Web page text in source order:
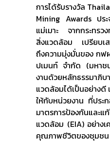
การได้รับรางวัล
Mining Awards ปร
แม่เมาะ จากกระทรว
สิ่งแวดล้อม เปรียบเ
ถึงความมุ่งมั่นของ กฟ
ปเมนท์ จำกัด (มหาช
งานด้วยหลักธรรมาภิบ
แวดล้อมได้เป็นอย่างดี
ให้กับหน่วยงาน ที่ประ
มาตรการป้องกันและแ
แวดล้อม (EIA) อย่าง
คุณภาพชีวิตของชุมช